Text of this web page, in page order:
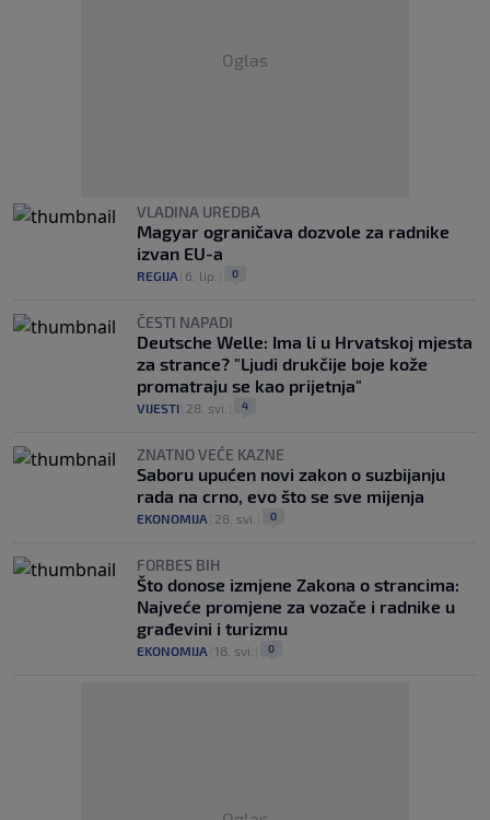
Oglas
VLADINA UREDBA
Magyar ograničava dozvole za radnike
izvan EU-a
REGIJA 6. lip. 0
ČESTI NAPADI
Deutsche Welle: Ima li u Hrvatskoj mjesta
za strance? "Ljudi drukčije boje kože
promatraju se kao prijetnja"
VIJESTI 28. svi. 4
ZNATNO VEĆE KAZNE
Saboru upućen novi zakon o suzbijanju
rada na crno, evo što se sve mijenja
EKONOMIJA 28. svi. 0
FORBES BIH
Što donose izmjene Zakona o strancima:
Najveće promjene za vozače i radnike u
građevini i turizmu
EKONOMIJA 18. svi. 0